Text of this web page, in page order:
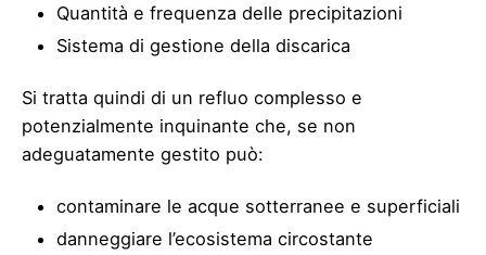
Quantità e frequenza delle precipitazioni
Sistema di gestione della discarica
Si tratta quindi di un refluo complesso e
potenzialmente inquinante che, se non
adeguatamente gestito può:
contaminare le acque sotterranee e superficiali
danneggiare l’ecosistema circostante